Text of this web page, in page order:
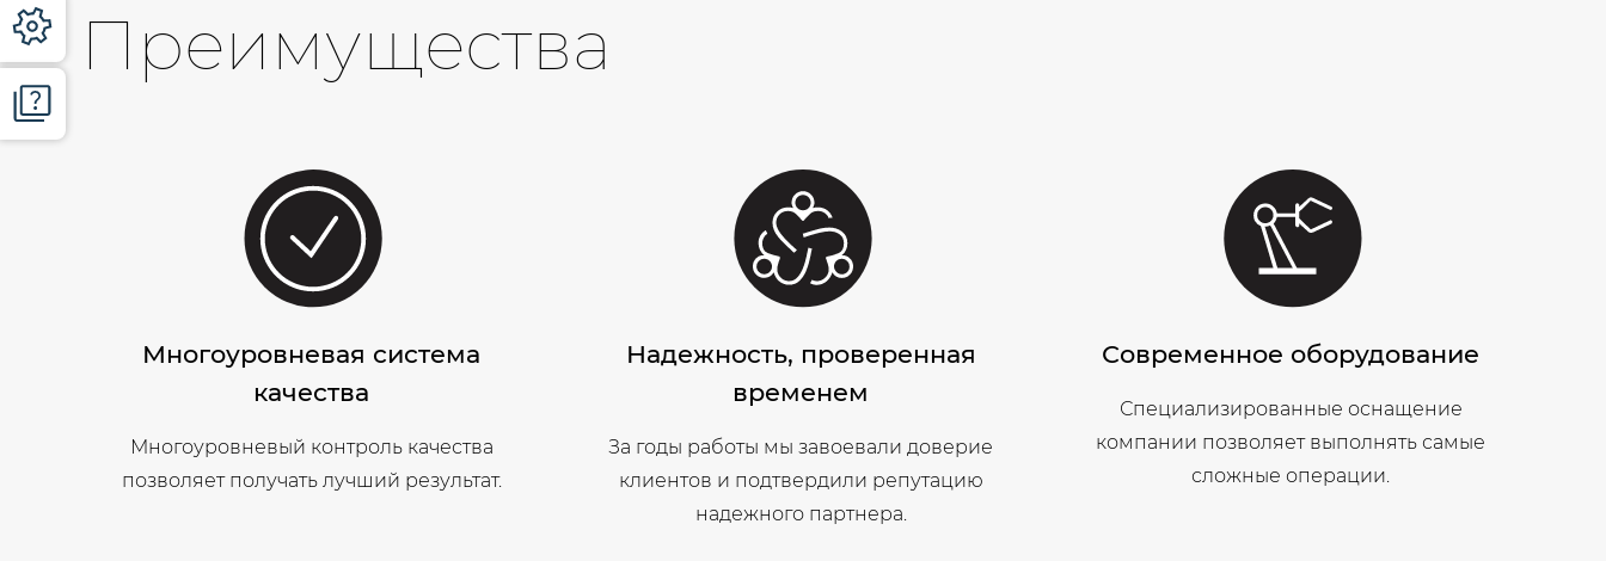
Преимущества
Многоуровневая система
качества
Многоуровневый контроль качества
позволяет получать лучший результат.
Надежность, проверенная
временем
За годы работы мы завоевали доверие
клиентов и подтвердили репутацию
надежного партнера.
Современное оборудование
Специализированные оснащение
компании позволяет выполнять самые
сложные операции.